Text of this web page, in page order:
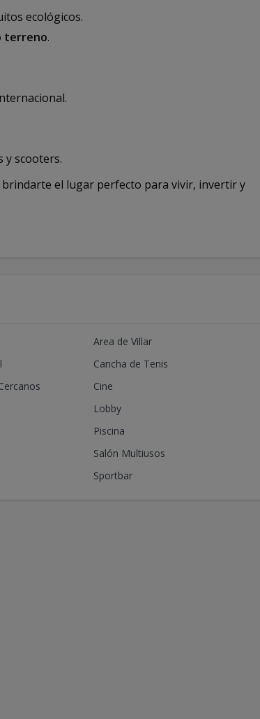
ecológicos.
terreno.
y scooters.
el lugar perfecto para vivir, invertir y
Area de Villar
Cancha de Tenis
Cine
Lobby
Piscina
Salón Multiusos
Sportbar